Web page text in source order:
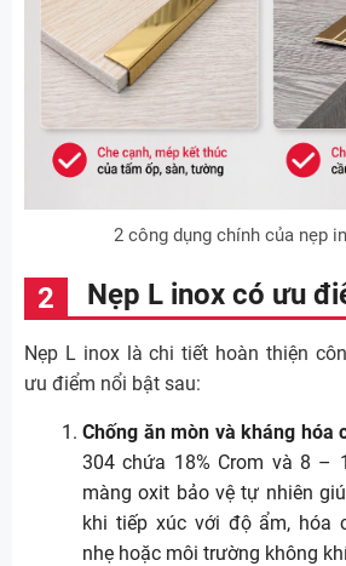
2 công dụng chính của nẹp
Nẹp L inox có ưu
Nẹp L inox là chi tiết hoàn thiện
ưu điểm nổi bật sau:
Chống ăn mòn và kháng hóa
304 chứa 18% Crom và 8 –
màng oxit bảo vệ tự nhiên
khi tiếp xúc với độ ẩm, hóa
nhẹ hoặc môi trường không